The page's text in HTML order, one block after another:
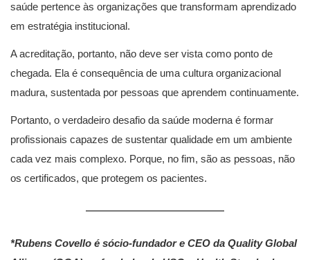
saúde pertence às organizações que transformam aprendizado
em estratégia institucional.
A acreditação, portanto, não deve ser vista como ponto de
chegada. Ela é consequência de uma cultura organizacional
madura, sustentada por pessoas que aprendem continuamente.
Portanto, o verdadeiro desafio da saúde moderna é formar
profissionais capazes de sustentar qualidade em um ambiente
cada vez mais complexo. Porque, no fim, são as pessoas, não
os certificados, que protegem os pacientes.
*Rubens Covello é sócio-fundador e CEO da Quality Global